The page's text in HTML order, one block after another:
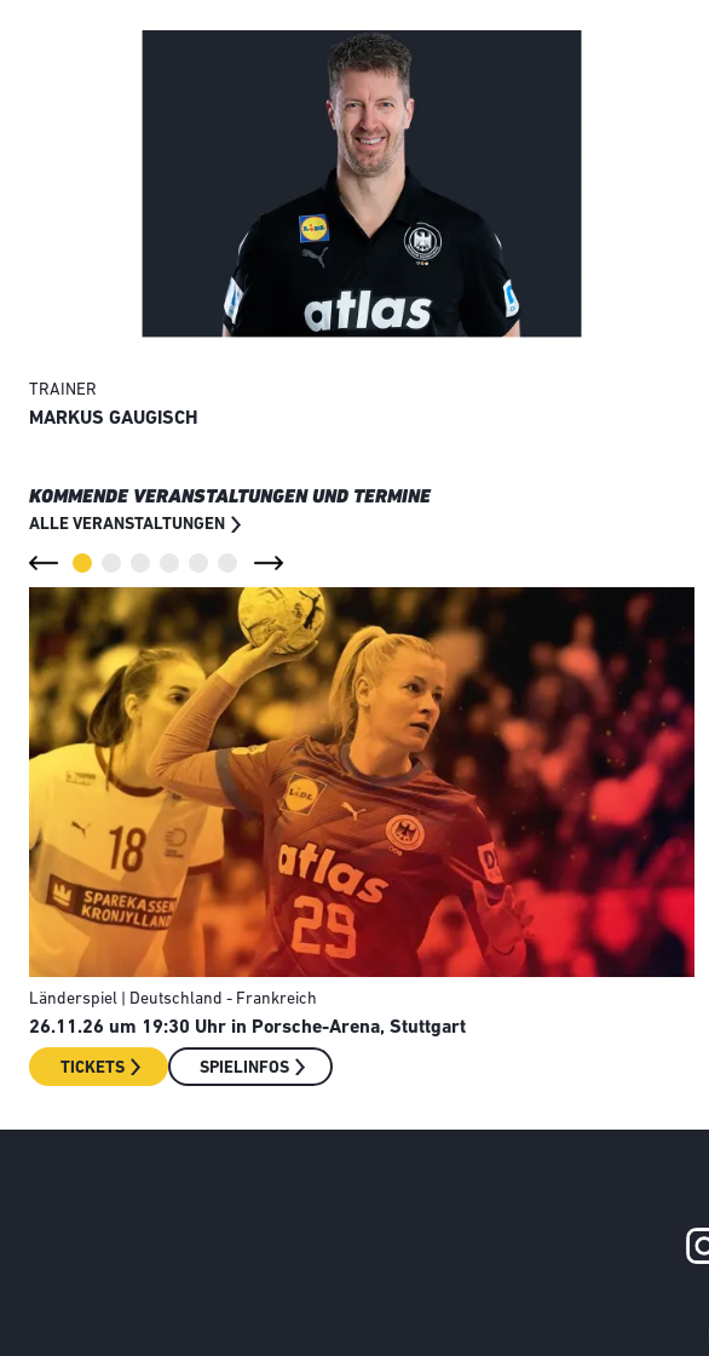
TRAINER
MARKUS GAUGISCH
KOMMENDE VERANSTALTUNGEN UND TERMINE
ALLE VERANSTALTUNGEN
Länderspiel | Deutschland - Frankreich
26.11.26 um 19:30 Uhr in Porsche-Arena, Stuttgart
TICKETS SPIELINFOS